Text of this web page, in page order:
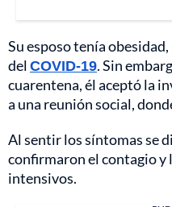
Su esposo tenía
delCOVID-19. Sin
cuarentena, él aceptó la
a una reunión social,
Al sentir los síntomas se
confirmaron el contagio y
intensivos.